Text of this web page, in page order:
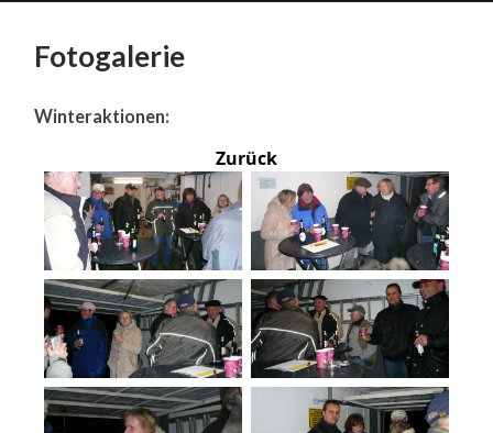
Fotogalerie
Winteraktionen:
Zurück